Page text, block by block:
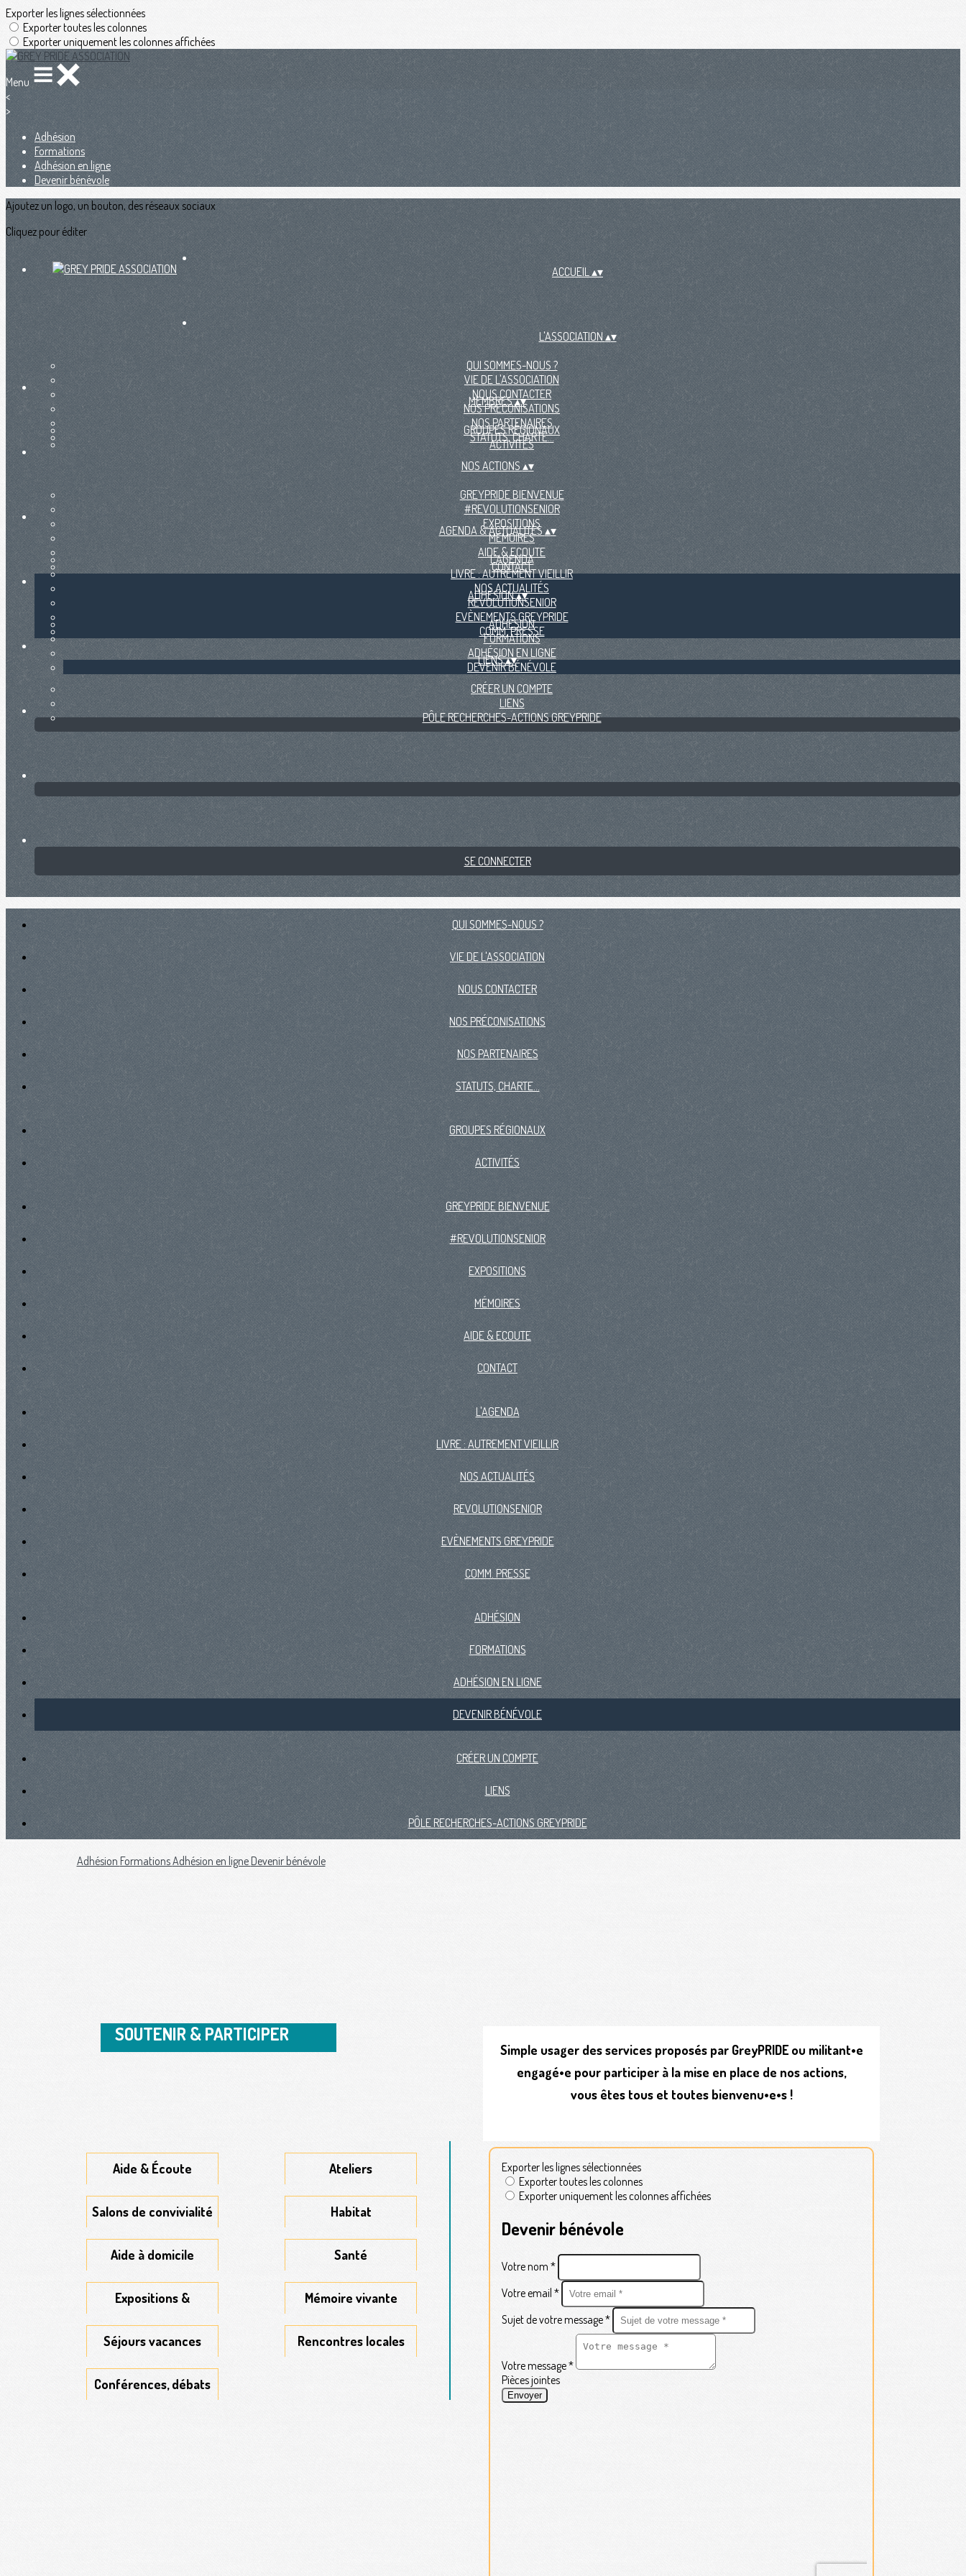
Exporter les lignes sélectionnées
Exporter toutes les colonnes
Exporter uniquement les colonnes affichées
Menu
<
>
Adhésion
Formations
Adhésion en ligne
Devenir bénévole
Ajoutez un logo, un bouton, des réseaux sociaux
Cliquez pour éditer
ACCUEIL▴▾
L'ASSOCIATION▴▾
QUI SOMMES-NOUS ?
VIE DE L'ASSOCIATION
NOUS CONTACTER
NOS PRÉCONISATIONS
NOS PARTENAIRES
STATUTS, CHARTE...
MEMBRES▴▾
GROUPES RÉGIONAUX
ACTIVITÉS
NOS ACTIONS▴▾
GREYPRIDE BIENVENUE
#REVOLUTIONSENIOR
EXPOSITIONS
MÉMOIRES
AIDE & ECOUTE
CONTACT
AGENDA & ACTUALITÉS▴▾
L'AGENDA
LIVRE : AUTREMENT VIEILLIR
NOS ACTUALITÉS
REVOLUTIONSENIOR
EVÈNEMENTS GREYPRIDE
COMM. PRESSE
ADHÉSION▴▾
ADHÉSION
FORMATIONS
ADHÉSION EN LIGNE
DEVENIR BÉNÉVOLE
LIENS▴▾
CRÉER UN COMPTE
LIENS
PÔLE RECHERCHES-ACTIONS GREYPRIDE
SE CONNECTER
QUI SOMMES-NOUS ?
VIE DE L'ASSOCIATION
NOUS CONTACTER
NOS PRÉCONISATIONS
NOS PARTENAIRES
STATUTS, CHARTE...
GROUPES RÉGIONAUX
ACTIVITÉS
GREYPRIDE BIENVENUE
#REVOLUTIONSENIOR
EXPOSITIONS
MÉMOIRES
AIDE & ECOUTE
CONTACT
L'AGENDA
LIVRE : AUTREMENT VIEILLIR
NOS ACTUALITÉS
REVOLUTIONSENIOR
EVÈNEMENTS GREYPRIDE
COMM. PRESSE
ADHÉSION
FORMATIONS
ADHÉSION EN LIGNE
DEVENIR BÉNÉVOLE
CRÉER UN COMPTE
LIENS
PÔLE RECHERCHES-ACTIONS GREYPRIDE
Adhésion FormationsAdhésion en ligneDevenir bénévole
SOUTENIR & PARTICIPER
Simple usager des services proposés par GreyPRIDE ou militant•e
engagé•e pour participer à la mise en place de nos actions,
vous êtes tous et toutes bienvenu•e•s !
Aide & Écoute Ateliers
Salons de convivialité Habitat
Aide à domicile Santé
Expositions &
Mémoire vivante
Séjours vacances Rencontres locales
Conférences, débats